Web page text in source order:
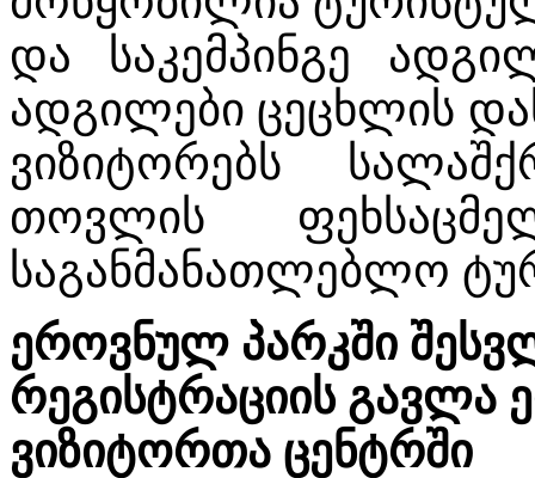
და საკემპინგე
ადგილები ცეცხლის
ვიზიტორებს
თოვლის
საგანმანათლებლო
ეროვნულ პარკში
რეგისტრაციის გავლა
ვიზიტორთა ცენტრში